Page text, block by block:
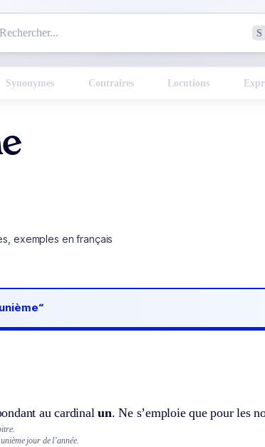
S
Synonymes Contraires Locutions
exemples en français
au cardinalun. Ne s’emploie que pour les
jour de l’année.